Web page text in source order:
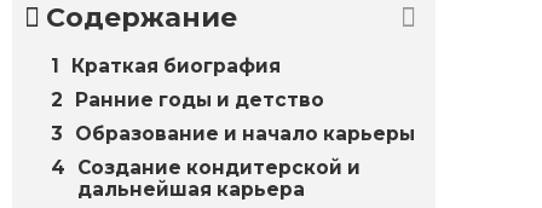
Содержание
Краткая биография
Ранние годы и детство
Образование и начало карьеры
Создание кондитерской и
дальнейшая карьера